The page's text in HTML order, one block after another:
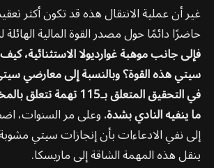
غير أن عملية الانتقال هذه قد تكون أكثر
حاضرًا دائمًا حول مصدر القوة المالية
فإلى جانب موهبة غوارديولا الاستثنائية،
سيتي هذه القوة؟ وبالنسبة إلى معارضي
في التحقيق المتعلق بـ115
ما ينفيه النادي بشدة.وعلى مر السنوات،
إلى نفي الادعاءات بأن إنجازات سيتي
ينقل هذه المهمة الشاقة إلى ماريسكا.